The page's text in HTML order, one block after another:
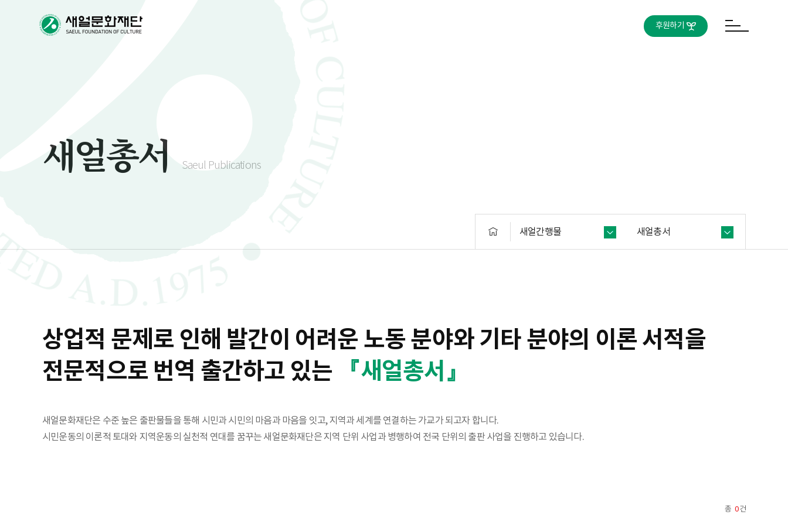
후원하기
새얼총서 Saeul Publications
새얼간행물 새얼총서
상업적 문제로 인해 발간이 어려운 노동 분야와 기타 분야의 이론 서적을
전문적으로 번역 출간하고 있는
『새얼총서』
새얼문화재단은 수준 높은 출판물들을 통해 시민과 시민의 마음과 마음을 잇고, 지역과 세계를 연결하는 가교가 되고자 합니다.
시민운동의 이론적 토대와 지역운동의 실천적 연대를 꿈꾸는 새얼문화재단은 지역 단위 사업과 병행하여 전국 단위의 출판 사업을 진행하고 있습니다.
총 0 건